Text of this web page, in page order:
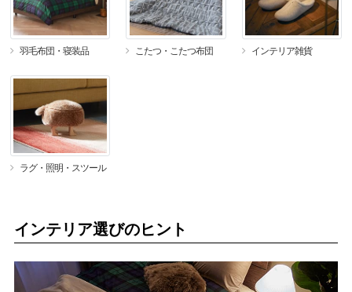
羽毛布団・寝装品 こたつ・こたつ布団 インテリア雑貨
ラグ・照明・スツール
インテリア選びのヒント